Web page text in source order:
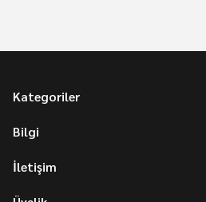
Kategoriler
Bilgi
İletişim